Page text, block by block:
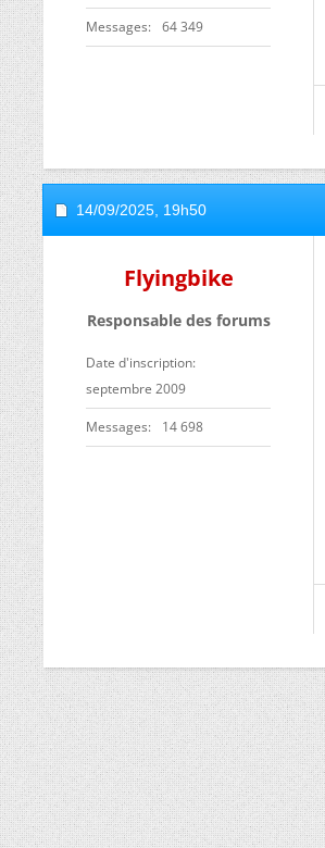
Messages 64 349
14/09/2025, 19h50
Flyingbike
Responsable des forums
Date d'inscription
septembre 2009
Messages 14 698